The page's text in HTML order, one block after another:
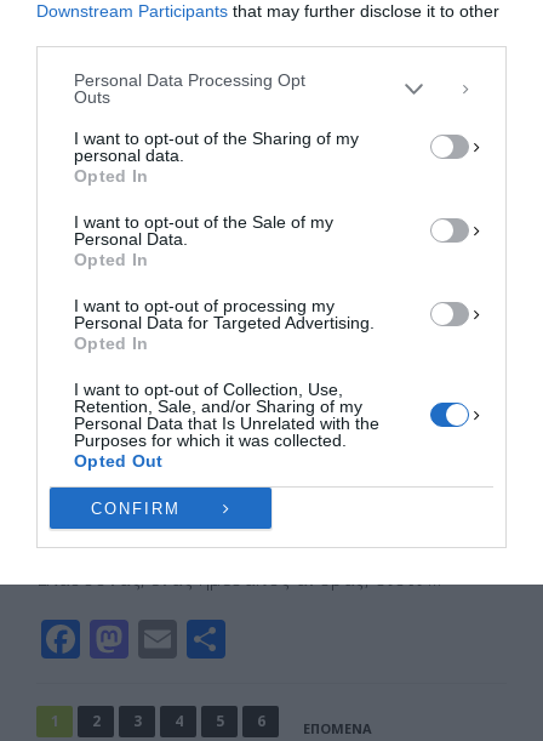
Downstream Participants that may further disclose it to other
Personal Data Processing Opt
Outs
I want to opt-out of the Sharing of my
personal data.
Opted In
I want to opt-out of the Sale of my
Personal Data.
Opted In
I want to opt-out of processing my
Personal Data for Targeted Advertising.
Opted In
I want to opt-out of Collection, Use,
Retention, Sale, and/or Sharing of my
Personal Data that Is Unrelated with the
Purposes for which it was collected.
Opted Out
CONFIRM
επεξεργαστούμε δεδομένα προσωπικού χαρακτήρα, όπως συμπεριφορά
συγκατάθεση ή η ανάκληση της συγκατάθεσης, μπορεί να επηρεάσει
αρνητικά ορισμένες λειτουργίες και δυνατότητες.
ΠΡΟΒΟΛΉ ΠΡΟΤΙΜΉΣΕΩΝ
Πολιτική Cookies
c
e
b
o
o
k
st
o
d
o
ai
l
ρ
α
σ
ίτ
ε
Ελασσονίτης παραβίασε τα μέτρα,
έβγαλε τα κατσίκια έξω και του
πέρασαν χειροπέδες
Συνελήφθη, χθες (01-10-2025) το μεσημέρι στην
ευρύτερη περιοχή της Ελασσόνας, από
αστυνομικούς του Αστυνομικού Τμήματος
Ελασσόνας, ένας ημεδαπός άνδρας, διότι …
F
c
M
st
E
ai ρ
Σελιδοποίηση
1 2 3 4 5 6 ΕΠΌΜΕΝΑ